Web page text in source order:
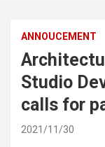
ANNOUCEMENT
Studio
calls for
2021/11/30